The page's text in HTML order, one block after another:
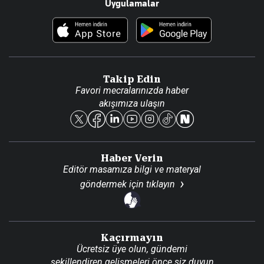
Foto Haber
Künye
Reklam Ver
Uygulamalar
Takip Edin
Favori mecralarınızda haber
akışımıza ulaşın
Haber Verin
Editör masamıza bilgi ve materyal
göndermek için tıklayın
Kaçırmayın
Ücretsiz üye olun, gündemi